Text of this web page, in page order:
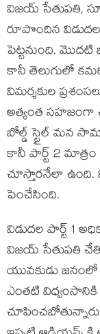
విజయ్ సేతుపతి,
రూపొందిన
పెట్టనుంది.
కానీ తెలుగులో
విమర్శకుల
అత్యంత సహజంగా
బోల్డ్ స్టైల్ మన
కానీ పార్ట్ 2
చూస్తారనేలా ఉంది.
పెంచేసింది.
విడుదల పార్ట్ 1
విజయ్ సేతుపతి
యువకుడు జనంలో
ఎంతటి విధ్వంసానికి